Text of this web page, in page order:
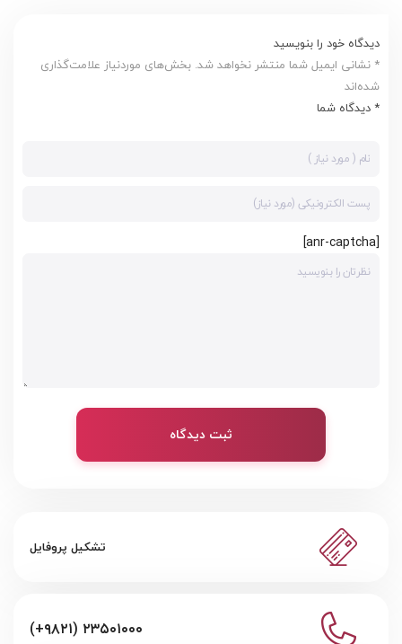
دیدگاه خود را بنویسید
* نشانی ایمیل شما منتشر نخواهد شد. بخش‌های موردنیاز علامت‌گذاری
شده‌اند
* دیدگاه شما
[anr-captcha]
ثبت دیدگاه
تشکیل پروفایل
(+۹۸۲۱) ۲۳۵۰۱۰۰۰